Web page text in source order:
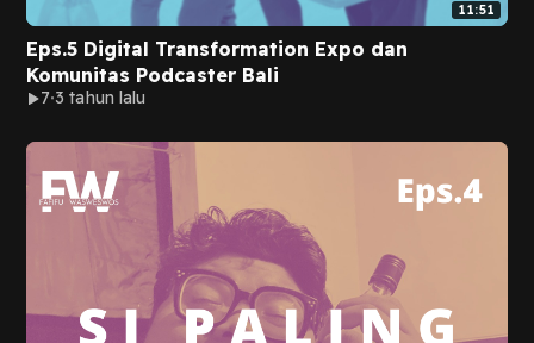
11:51
Eps.5 Digital Transformation Expo dan
Komunitas Podcaster Bali
7 3 tahun lalu